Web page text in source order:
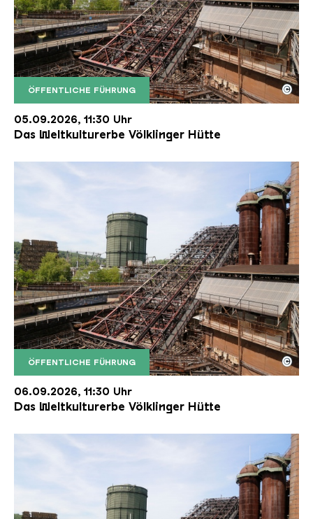
ÖFFENTLICHE FÜHRUNG
Der Erzschrägaufzug der Völklinger Hütte mit
Copyright: Weltkulturerbe Völklinger Hütte | Karl
©
05.09.2026, 11:30 Uhr
Das Weltkulturerbe Völklinger Hütte
ÖFFENTLICHE FÜHRUNG
Der Erzschrägaufzug der Völklinger Hütte mit
Copyright: Weltkulturerbe Völklinger Hütte | Karl
©
06.09.2026, 11:30 Uhr
Das Weltkulturerbe Völklinger Hütte